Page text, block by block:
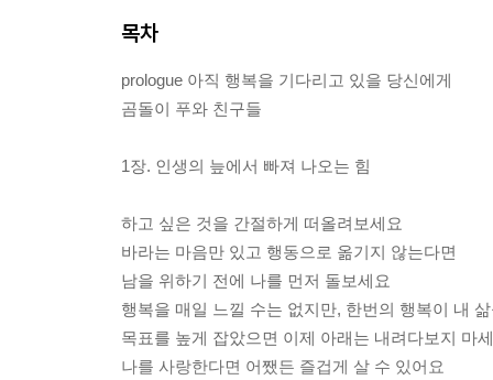
목차
prologue 아직 행복을 기다리고 있을 당신에게
곰돌이 푸와 친구들
1장. 인생의 늪에서 빠져 나오는 힘
하고 싶은 것을 간절하게 떠올려보세요
바라는 마음만 있고 행동으로 옮기지 않는다면
남을 위하기 전에 나를 먼저 돌보세요
행복을 매일 느낄 수는 없지만, 한번의 행복이 내
목표를 높게 잡았으면 이제 아래는 내려다보지 마
나를 사랑한다면 어쨌든 즐겁게 살 수 있어요